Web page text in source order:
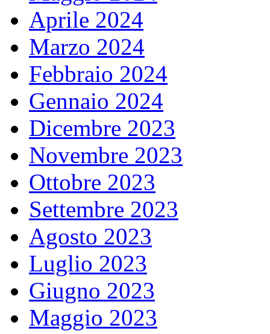
Aprile 2024
Marzo 2024
Febbraio 2024
Gennaio 2024
Dicembre 2023
Novembre 2023
Ottobre 2023
Settembre 2023
Agosto 2023
Luglio 2023
Giugno 2023
Maggio 2023